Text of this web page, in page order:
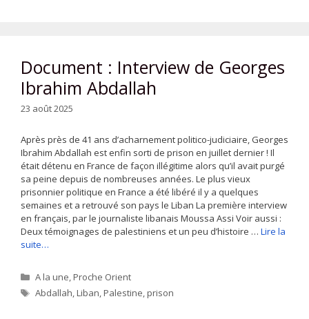
Document : Interview de Georges
Ibrahim Abdallah
23 août 2025
Après près de 41 ans d’acharnement politico-judiciaire, Georges
Ibrahim Abdallah est enfin sorti de prison en juillet dernier ! Il
était détenu en France de façon illégitime alors qu’il avait purgé
sa peine depuis de nombreuses années. Le plus vieux
prisonnier politique en France a été libéré il y a quelques
semaines et a retrouvé son pays le Liban La première interview
en français, par le journaliste libanais Moussa Assi Voir aussi :
Deux témoignages de palestiniens et un peu d’histoire … Lire la
suite…
Catégories
A la une,Proche Orient
Étiquettes
Abdallah,Liban,Palestine,prison